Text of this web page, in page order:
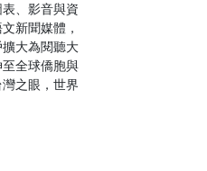
、影音與資
新聞媒體，
大為閱聽大
全球僑胞與
之眼，世界